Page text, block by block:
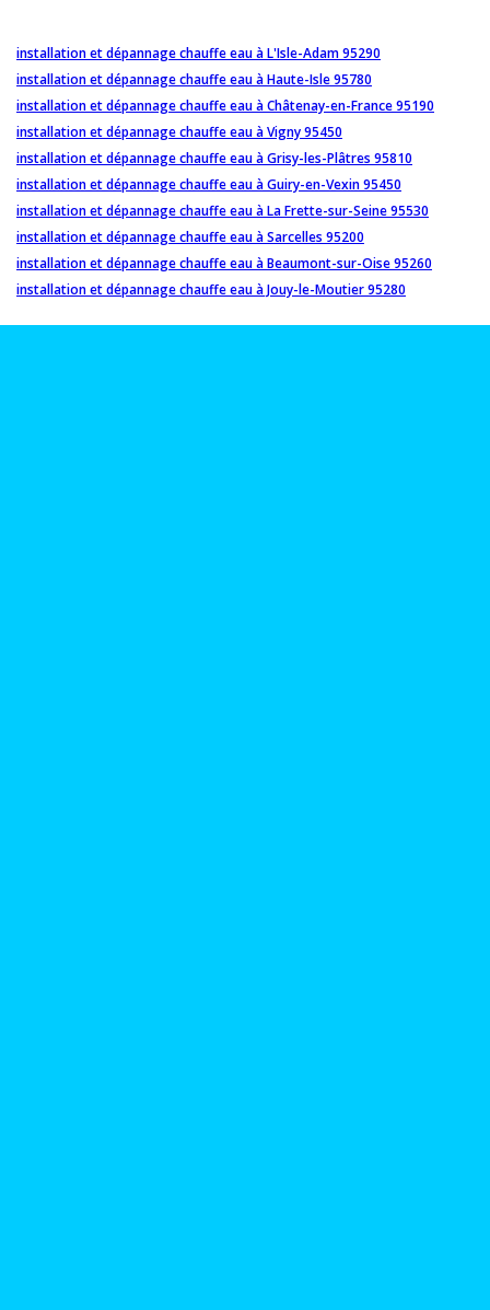
installation et dépannage chauffe eau à L'Isle-Adam 95290
installation et dépannage chauffe eau à Haute-Isle 95780
installation et dépannage chauffe eau à Châtenay-en-France 95190
installation et dépannage chauffe eau à Vigny 95450
installation et dépannage chauffe eau à Grisy-les-Plâtres 95810
installation et dépannage chauffe eau à Guiry-en-Vexin 95450
installation et dépannage chauffe eau à La Frette-sur-Seine 95530
installation et dépannage chauffe eau à Sarcelles 95200
installation et dépannage chauffe eau à Beaumont-sur-Oise 95260
installation et dépannage chauffe eau à Jouy-le-Moutier 95280